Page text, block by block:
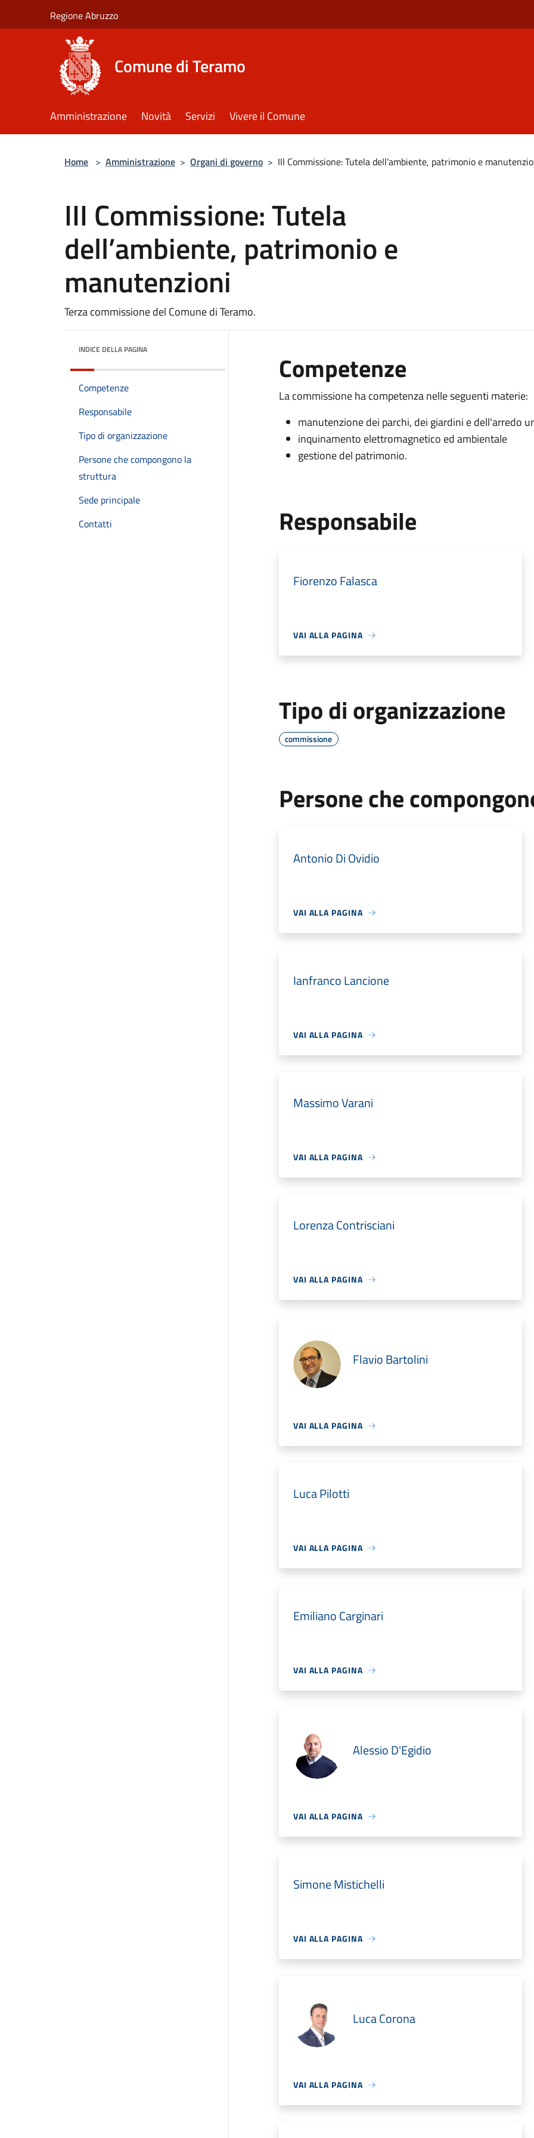
Regione Abruzzo
Comune di Teramo
Amministrazione Novità Servizi Vivere il Comune
Home > Amministrazione > Organi di governo > III Commissione: Tutela dell’ambiente, patrimonio e
III Commissione: Tutela
dell’ambiente, patrimonio e
manutenzioni
Terza commissione del Comune di Teramo.
INDICE DELLA PAGINA
Competenze
Responsabile
Tipo di organizzazione
Persone che compongono la
struttura
Sede principale
Contatti
Competenze
La commissione ha competenza nelle seguenti materie:
manutenzione dei parchi, dei giardini e dell'arredo
inquinamento elettromagnetico ed ambientale
gestione del patrimonio.
Responsabile
Fiorenzo Falasca
VAI ALLA PAGINA
Tipo di organizzazione
commissione
Persone che
Antonio Di Ovidio
VAI ALLA PAGINA
Ianfranco Lancione
VAI ALLA PAGINA
Massimo Varani
VAI ALLA PAGINA
Lorenza Contrisciani
VAI ALLA PAGINA
Flavio Bartolini
VAI ALLA PAGINA
Luca Pilotti
VAI ALLA PAGINA
Emiliano Carginari
VAI ALLA PAGINA
Alessio D'Egidio
VAI ALLA PAGINA
Simone Mistichelli
VAI ALLA PAGINA
Luca Corona
VAI ALLA PAGINA